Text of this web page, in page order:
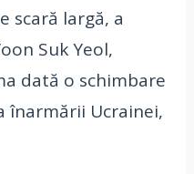
scară largă, a
Suk Yeol,
dată o schimbare
înarmării Ucrainei,